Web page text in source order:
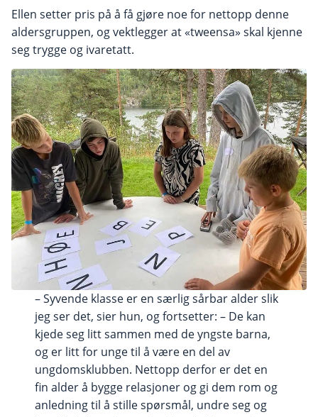
Ellen setter pris på å få gjøre noe for nettopp denne
aldersgruppen, og vektlegger at «tweensa» skal kjenne
seg trygge og ivaretatt.
– Syvende klasse er en særlig sårbar alder slik
jeg ser det, sier hun, og fortsetter: – De kan
kjede seg litt sammen med de yngste barna,
og er litt for unge til å være en del av
ungdomsklubben. Nettopp derfor er det en
fin alder å bygge relasjoner og gi dem rom og
anledning til å stille spørsmål, undre seg og